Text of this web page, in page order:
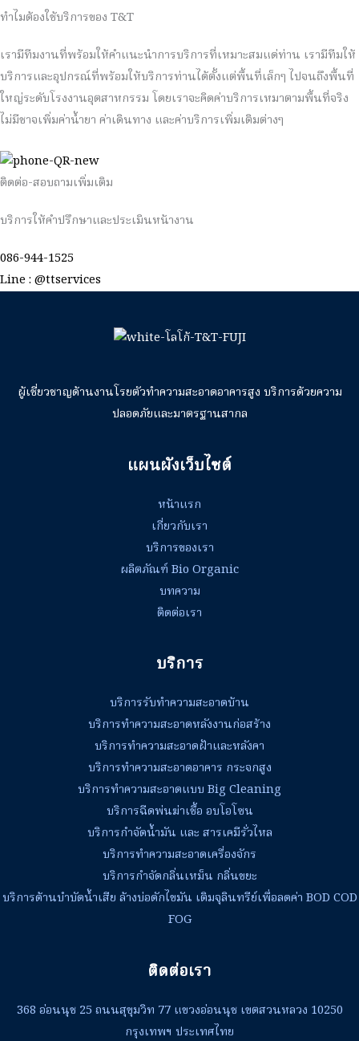
ทำไมต้องใช้บริการของ T&T
เรามีทีมงานที่พร้อมให้คำแนะนำการบริการที่เหมาะสมแด่ท่าน เรามีทีมให้
บริการและอุปกรณ์ที่พร้อมให้บริการท่านได้ตั้งแต่พื้นที่เล็กๆ ไปจนถึงพื้นที่
ใหญ่ระดับโรงงานอุตสาหกรรม โดยเราจะคิดค่าบริการเหมาตามพื้นที่จริง
ไม่มีชาจเพิ่มค่าน้ำยา ค่าเดินทาง และค่าบริการเพิ่มเติมต่างๆ
ติดต่อ-สอบถามเพิ่มเติม
บริการให้คำปรึกษาและประเมินหน้างาน
086-944-1525
Line : @ttservices
ผู้เชี่ยวชาญด้านงานโรยตัวทำความสะอาดอาคารสูง บริการด้วยความ
ปลอดภัยและมาตรฐานสากล
แผนผังเว็บไซต์
หน้าแรก
เกี่ยวกับเรา
บริการของเรา
ผลิตภัณฑ์ Bio Organic
บทความ
ติดต่อเรา
บริการ
บริการรับทำความสะอาดบ้าน
บริการทำความสะอาดหลังงานก่อสร้าง
บริการทำความสะอาดฝ้าและหลังคา
บริการทำความสะอาดอาคาร กระจกสูง
บริการทำความสะอาดแบบ Big Cleaning
บริการฉีดพ่นฆ่าเชื้อ อบโอโซน
บริการกำจัดน้ำมัน และ สารเคมีรั่วไหล
บริการทำความสะอาดเครื่องจักร
บริการกำจัดกลิ่นเหม็น กลิ่นขยะ
บริการด้านบำบัดน้ำเสีย ล้างบ่อดักไขมัน เติมจุลินทรีย์เพื่อลดค่า BOD COD
FOG
ติดต่อเรา
368 อ่อนนุช 25 ถนนสุขุมวิท 77 แขวงอ่อนนุช เขตสวนหลวง 10250
กรุงเทพฯ ประเทศไทย